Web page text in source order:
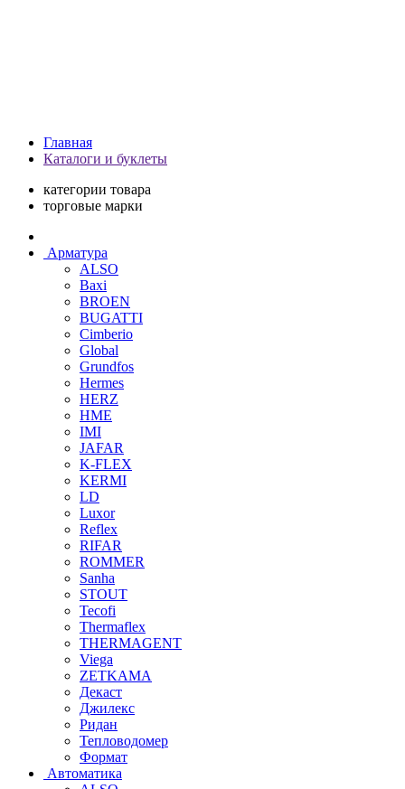
Главная
Каталоги и буклеты
категории товара
торговые марки
Арматура
ALSO
Baxi
BROEN
BUGATTI
Cimberio
Global
Grundfos
Hermes
HERZ
HME
IMI
JAFAR
K-FLEX
KERMI
LD
Luxor
Reflex
RIFAR
ROMMER
Sanha
STOUT
Tecofi
Thermaflex
THERMAGENT
Viega
ZETKAMA
Декаст
Джилекс
Ридан
Тепловодомер
Формат
Автоматика